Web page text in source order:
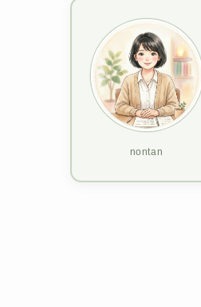
nontan